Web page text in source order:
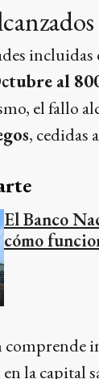
al
el fallo
, cedidas
El Banco
cómo
en la capital